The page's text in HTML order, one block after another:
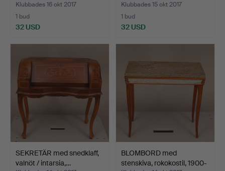
Klubbades 16 okt 2017
1 bud
32 USD
Klubbades 15 okt 2017
1 bud
32 USD
SEKRETÄR med snedklaff,
valnöt / intarsia,…
BLOMBORD med
stenskiva, rokokostil, 1900-